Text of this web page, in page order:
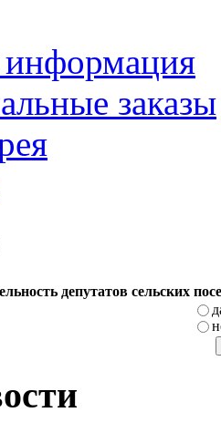
информация
заказы
депутатов сельских